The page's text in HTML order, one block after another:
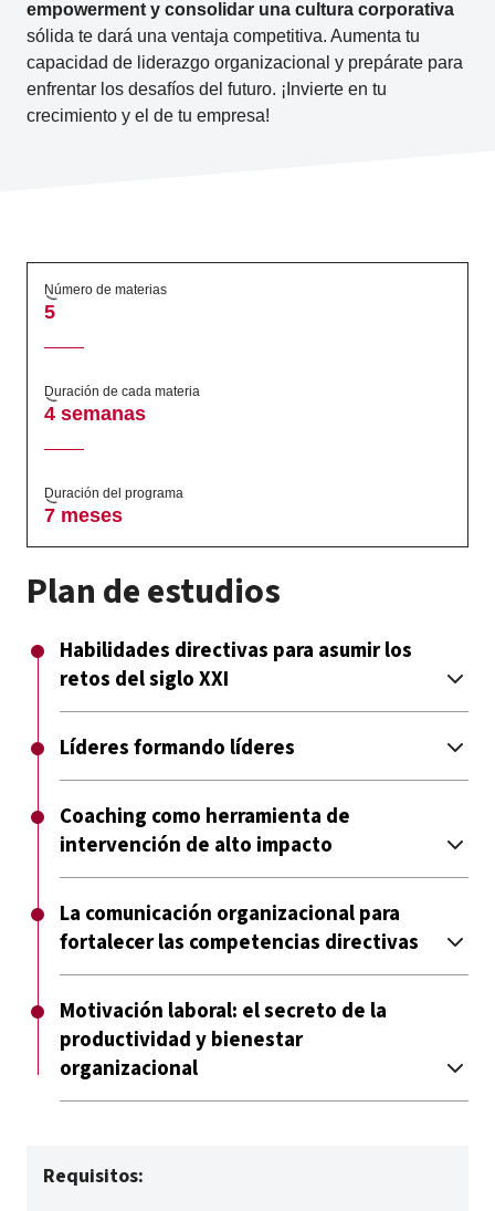
empowerment y consolidar una cultura corporativa
sólida te dará una ventaja competitiva. Aumenta tu
capacidad de liderazgo organizacional y prepárate para
enfrentar los desafíos del futuro. ¡Invierte en tu
crecimiento y el de tu empresa!
Número de materias
5
Duración de cada materia
4 semanas
Duración del programa
7 meses
Plan de estudios
Habilidades directivas para asumir los
retos del siglo XXI
Líderes formando líderes
Coaching como herramienta de
intervención de alto impacto
La comunicación organizacional para
fortalecer las competencias directivas
Motivación laboral: el secreto de la
productividad y bienestar
organizacional
Requisitos: